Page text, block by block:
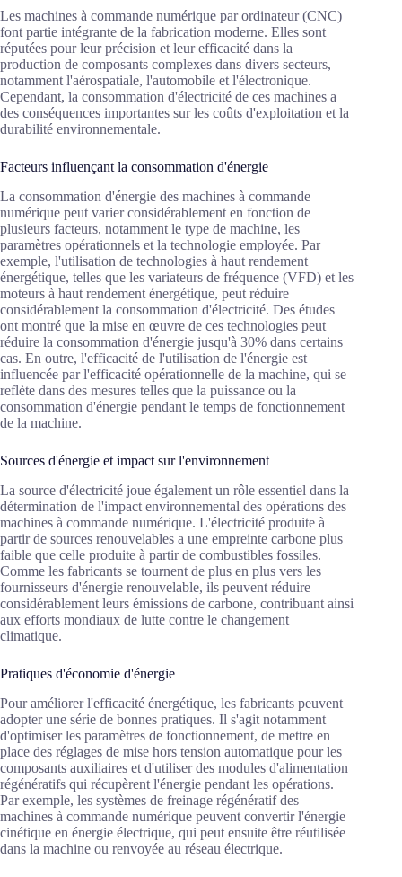
Les machines à commande numérique par ordinateur (CNC)
font partie intégrante de la fabrication moderne. Elles sont
réputées pour leur précision et leur efficacité dans la
production de composants complexes dans divers secteurs,
notamment l'aérospatiale, l'automobile et l'électronique.
Cependant, la consommation d'électricité de ces machines a
des conséquences importantes sur les coûts d'exploitation et la
durabilité environnementale.
Facteurs influençant la consommation d'énergie
La consommation d'énergie des machines à commande
numérique peut varier considérablement en fonction de
plusieurs facteurs, notamment le type de machine, les
paramètres opérationnels et la technologie employée. Par
exemple, l'utilisation de technologies à haut rendement
énergétique, telles que les variateurs de fréquence (VFD) et les
moteurs à haut rendement énergétique, peut réduire
considérablement la consommation d'électricité. Des études
ont montré que la mise en œuvre de ces technologies peut
réduire la consommation d'énergie jusqu'à 30% dans certains
cas. En outre, l'efficacité de l'utilisation de l'énergie est
influencée par l'efficacité opérationnelle de la machine, qui se
reflète dans des mesures telles que la puissance ou la
consommation d'énergie pendant le temps de fonctionnement
de la machine.
Sources d'énergie et impact sur l'environnement
La source d'électricité joue également un rôle essentiel dans la
détermination de l'impact environnemental des opérations des
machines à commande numérique. L'électricité produite à
partir de sources renouvelables a une empreinte carbone plus
faible que celle produite à partir de combustibles fossiles.
Comme les fabricants se tournent de plus en plus vers les
fournisseurs d'énergie renouvelable, ils peuvent réduire
considérablement leurs émissions de carbone, contribuant ainsi
aux efforts mondiaux de lutte contre le changement
climatique.
Pratiques d'économie d'énergie
Pour améliorer l'efficacité énergétique, les fabricants peuvent
adopter une série de bonnes pratiques. Il s'agit notamment
d'optimiser les paramètres de fonctionnement, de mettre en
place des réglages de mise hors tension automatique pour les
composants auxiliaires et d'utiliser des modules d'alimentation
régénératifs qui récupèrent l'énergie pendant les opérations.
Par exemple, les systèmes de freinage régénératif des
machines à commande numérique peuvent convertir l'énergie
cinétique en énergie électrique, qui peut ensuite être réutilisée
dans la machine ou renvoyée au réseau électrique.